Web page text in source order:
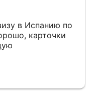
в Испанию по
карточки